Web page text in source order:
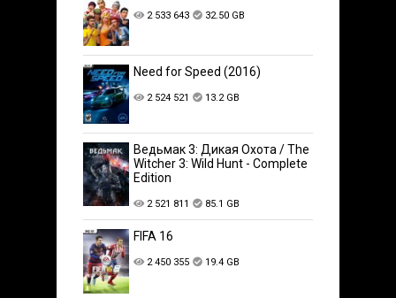
2 533 643 32.50 GB
Need for Speed (2016)
2 524 521 13.2 GB
Ведьмак 3: Дикая Охота / The
Witcher 3: Wild Hunt - Complete
Edition
2 521 811 85.1 GB
FIFA 16
2 450 355 19.4 GB